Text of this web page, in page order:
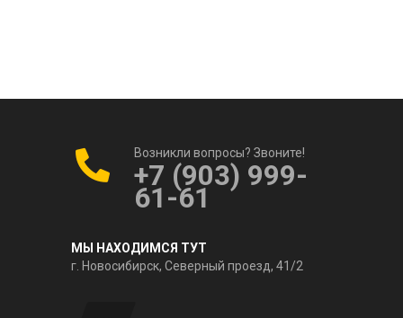
Возникли вопросы? Звоните!
+7 (903) 999-
61-61
МЫ НАХОДИМСЯ ТУТ
г. Новосибирск, Северный проезд, 41/2